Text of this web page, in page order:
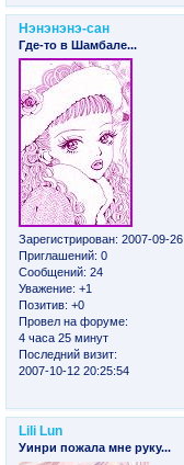
Нэнэнэнэ-сан
Где-то в Шамбале...
Зарегистрирован: 2007-09-26
Приглашений: 0
Сообщений: 24
Уважение: +1
Позитив: +0
Провел на форуме:
4 часа 25 минут
Последний визит:
2007-10-12 20:25:54
Lili Lun
Уинри пожала мне руку...